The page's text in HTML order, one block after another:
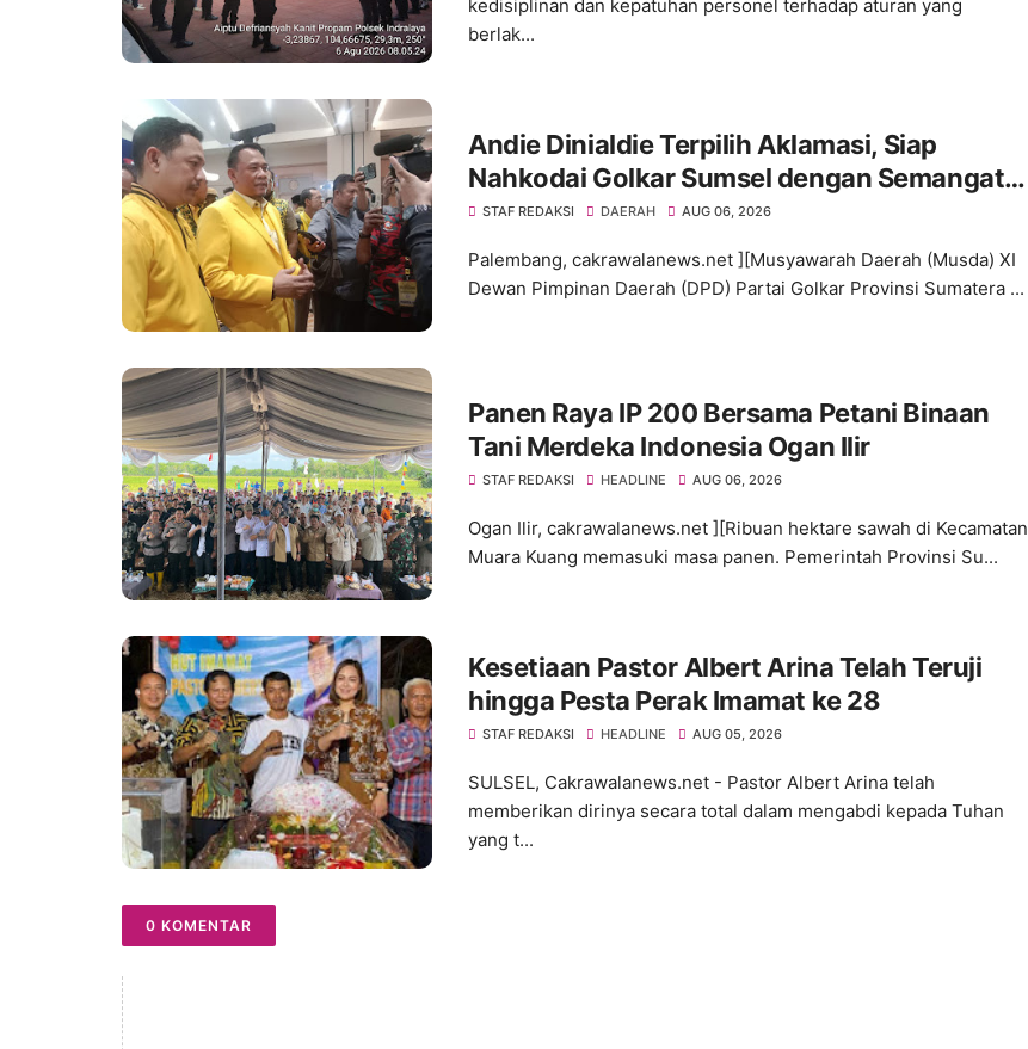
kedisiplinan dan kepatuhan personel terhadap aturan yang
berlak...
Andie Dinialdie Terpilih Aklamasi, Siap
Nahkodai Golkar Sumsel dengan Semangat
Konsolidasi dan Regenerasi
STAF REDAKSI DAERAH AUG 06, 2026
Palembang, cakrawalanews.net ][Musyawarah Daerah (Musda) XI
Dewan Pimpinan Daerah (DPD) Partai Golkar Provinsi Sumatera ...
Panen Raya IP 200 Bersama Petani Binaan
Tani Merdeka Indonesia Ogan Ilir
STAF REDAKSI HEADLINE AUG 06, 2026
Ogan Ilir, cakrawalanews.net ][Ribuan hektare sawah di Kecamatan
Muara Kuang memasuki masa panen. Pemerintah Provinsi Su...
Kesetiaan Pastor Albert Arina Telah Teruji
hingga Pesta Perak Imamat ke 28
STAF REDAKSI HEADLINE AUG 05, 2026
SULSEL, Cakrawalanews.net - Pastor Albert Arina telah
memberikan dirinya secara total dalam mengabdi kepada Tuhan
yang t...
0 KOMENTAR